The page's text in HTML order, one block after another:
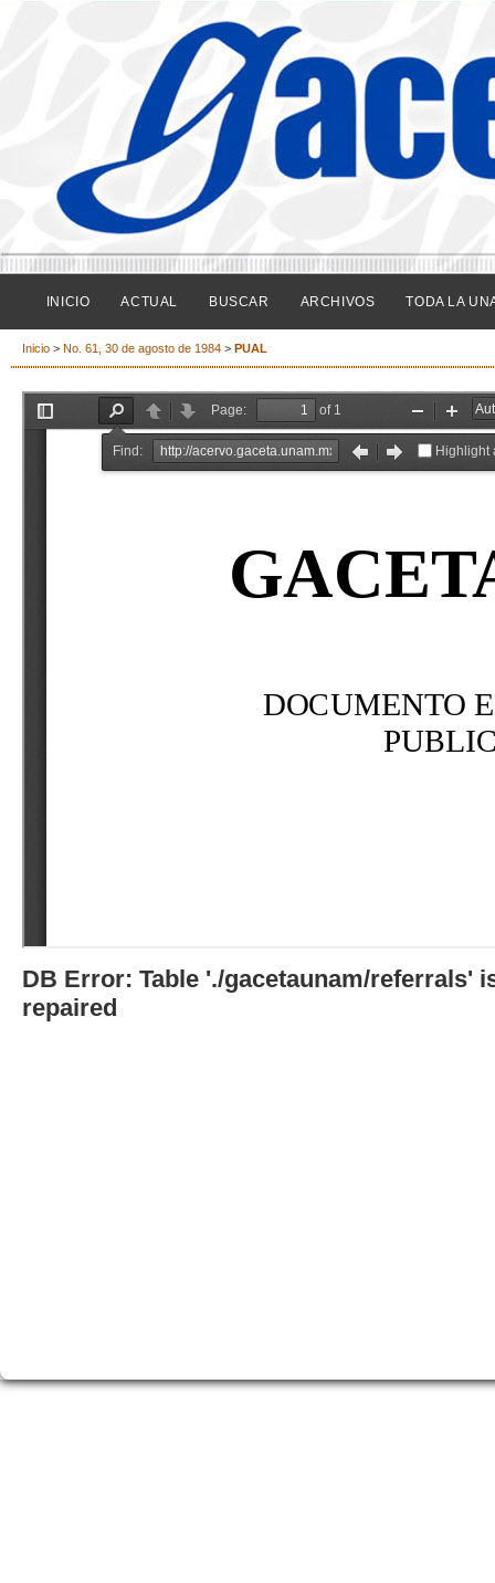
INICIO ACTUAL BUSCAR ARCHIVOS TODA LA
Inicio > No. 61, 30 de agosto de 1984 > PUAL
DB Error: Table './gacetaunam/referrals'
repaired